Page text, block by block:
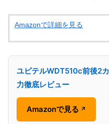
Amazonで詳細を見る
ユピテルWDT510c前後2
力徹底レビュー
Amazonで見る ↗